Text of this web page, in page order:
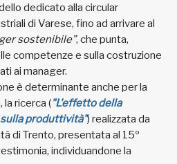
dedicato alla circular
di Varese, fino ad arrivare al
sostenibile”, che punta,
competenze e sulla costruzione
ai manager.
è determinante anche per la
ricerca ("L'effetto della
produttività") realizzata da
di Trento, presentata al 15º
individuandone la